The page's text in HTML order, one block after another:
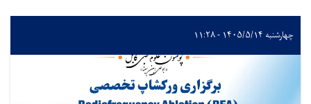
چهارشنبه ۱۴۰۵/۵/۱۴ - ۱۱:۲۸